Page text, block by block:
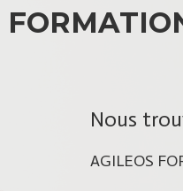
Nous
AGILEOS